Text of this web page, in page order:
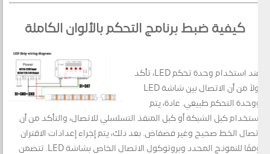
كيفية ضبط برنامج التحكم بالألوان الكاملة
عند استخدام وحدة تحكم LED، تأكد
أولاً من أن الاتصال بين شاشة LED
ووحدة التحكم طبيعي. عادة، يتم
استخدام كبل الشبكة أو كبل المنفذ التسلسلي للاتصال، والتأكد من أن
اتصال الخط صحيح وغير فضفاض. بعد ذلك، يتم إجراء إعدادات الاقتران
وفقًا للنموذج المحدد وبروتوكول الاتصال الخاص بشاشة LED. تتضمن